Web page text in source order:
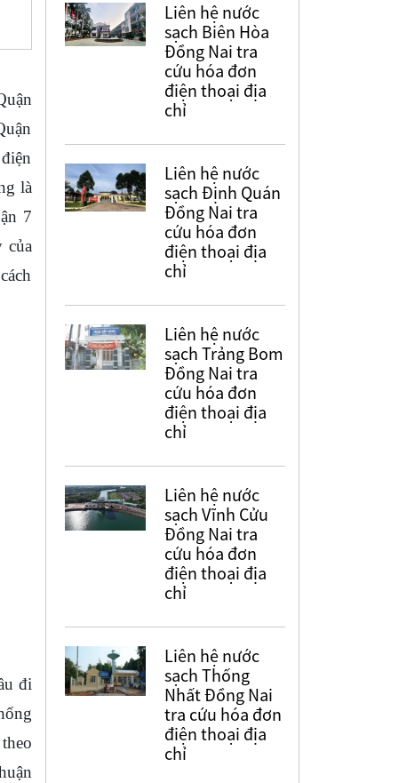
là
7
của
đi
Liên hệ nước
sạch Biên Hòa
Đồng Nai tra
cứu hóa đơn
điện thoại địa
chỉ
Liên hệ nước
sạch Định Quán
Đồng Nai tra
cứu hóa đơn
điện thoại địa
chỉ
Liên hệ nước
sạch Trảng Bom
Đồng Nai tra
cứu hóa đơn
điện thoại địa
chỉ
Liên hệ nước
sạch Vĩnh Cửu
Đồng Nai tra
cứu hóa đơn
điện thoại địa
chỉ
Liên hệ nước
sạch Thống
Nhất Đồng Nai
tra cứu hóa đơn
điện thoại địa
chỉ